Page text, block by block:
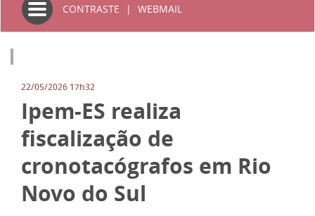
Toggle
navigation
CONTRASTE | WEBMAIL
22/05/2026 17h32
Ipem-ES realiza
fiscalização de
cronotacógrafos em Rio
Novo do Sul